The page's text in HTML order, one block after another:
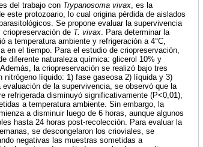
del trabajo con Trypanosoma vivax, es la
este protozoario, lo cual origina pérdida de aislados
Se propone evaluar la supervivencia
de T. vivax. Para determinar la
a temperatura ambiente y refrigeración a 4°C,
en el tiempo. Para el estudio de criopreservación,
diferente naturaleza química: glicerol 10% y
la criopreservación se realizó bajo tres
nitrógeno líquido: 1) fase gaseosa 2) líquida y 3)
de la supervivencia, se observó que la
refrigerada disminuyó significativamente (P<0,01),
a temperatura ambiente. Sin embargo, la
a disminuir luego de 6 horas, aunque algunos
hasta 24 horas post-recolección. Para evaluar la
se descongelaron los crioviales, se
negativas las muestras sometidas a